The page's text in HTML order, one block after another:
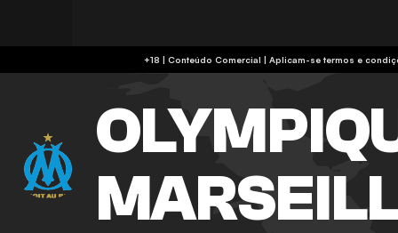
+18 | Conteúdo Comercial | Aplicam-se